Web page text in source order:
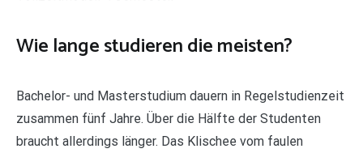
Wie lange studieren die meisten?
Bachelor- und Masterstudium dauern in Regelstudienzeit
zusammen fünf Jahre. Über die Hälfte der Studenten
braucht allerdings länger. Das Klischee vom faulen